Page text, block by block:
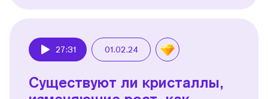
27:31 01.02.24
Существуют ли кристаллы,